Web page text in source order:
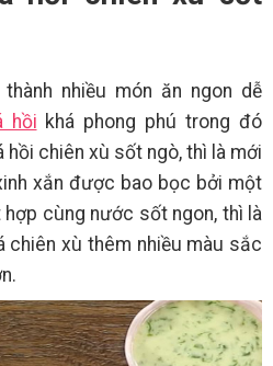
nhiều món ăn ngon dễ
hồi khá phong phú trong đó
hồi chiên xù sốt ngò, thì là mới
xắn được bao bọc bởi một
cùng nước sốt ngon, thì là
chiên xù thêm nhiều màu sắc